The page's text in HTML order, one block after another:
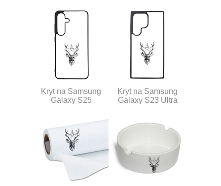
Kryt na Samsung
Galaxy S25
Kryt na Samsung
Galaxy S23 Ultra